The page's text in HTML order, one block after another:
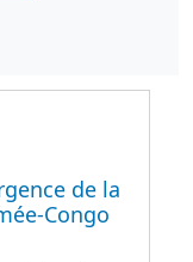
de la
Congo